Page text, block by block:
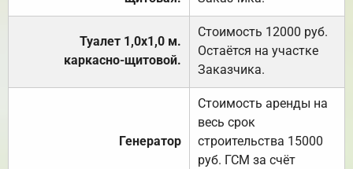
Туалет 1,0х1,0 м.
каркасно-щитовой.
Стоимость 12000 руб.
Остаётся на участке
Заказчика.
Генератор
Стоимость аренды на
весь срок
строительства 15000
руб. ГСМ за счёт